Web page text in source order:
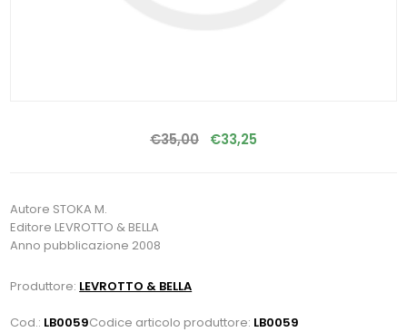
€35,00 €33,25
Autore STOKA M.
Editore LEVROTTO & BELLA
Anno pubblicazione 2008
Produttore: LEVROTTO & BELLA
Cod.: LB0059Codice articolo produttore: LB0059